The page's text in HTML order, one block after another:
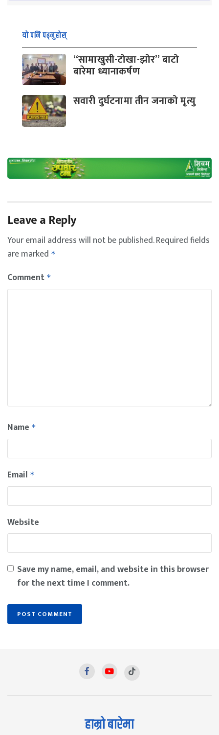
यो पनि पढ्नुहोस्
“सामाखुसी-टोखा-झोर” बाटो
बारेमा ध्यानाकर्षण
सवारी दुर्घटनामा तीन जनाको मृत्यु
Leave a Reply
Your email address will not be published.Required fields
are marked *
Comment *
Name *
Email *
Website
Save my name, email, and website in this browser
for the next time I comment.
हाम्रो बारेमा